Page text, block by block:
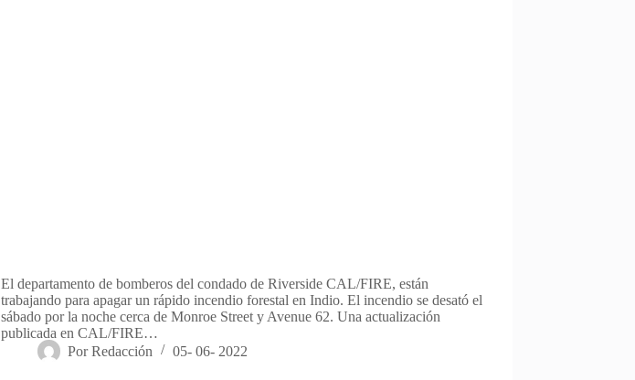
El departamento de bomberos del condado de Riverside CAL/FIRE, están
trabajando para apagar un rápido incendio forestal en Indio. El incendio se desató el
sábado por la noche cerca de Monroe Street y Avenue 62. Una actualización
publicada en CAL/FIRE…
Por Redacción 05- 06- 2022